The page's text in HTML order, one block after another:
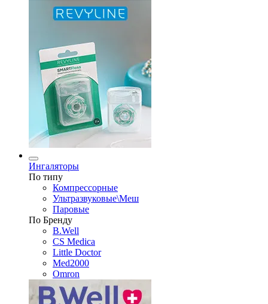
Ингаляторы
По типу
Компрессорные
Ультразвуковые\Меш
Паровые
По Бренду
B.Well
CS Medica
Little Doctor
Med2000
Omron